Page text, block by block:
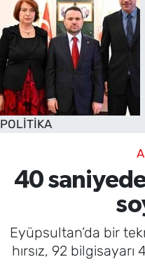
POLİTİKA
40
Eyüpsultan’da bir
hırsız, 92